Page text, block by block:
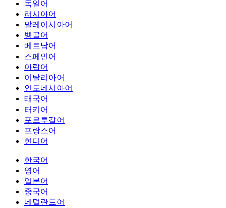
독일어
러시아어
말레이시아어
벵골어
베트남어
스페인어
아랍어
이탈리아어
인도네시아어
태국어
터키어
포르투갈어
프랑스어
힌디어
한국어
영어
일본어
중국어
네덜란드어